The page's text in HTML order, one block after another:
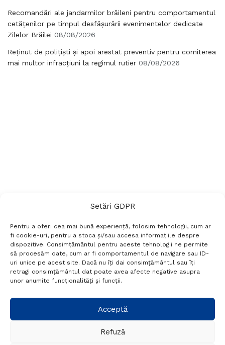
Setări GDPR
Pentru a oferi cea mai bună experiență, folosim tehnologii, cum ar
fi cookie-uri, pentru a stoca și/sau accesa informațiile despre
dispozitive. Consimțământul pentru aceste tehnologii ne permite
să procesăm date, cum ar fi comportamentul de navigare sau ID-
uri unice pe acest site. Dacă nu îți dai consimțământul sau îți
retragi consimțământul dat poate avea afecte negative asupra
unor anumite funcționalități și funcții.
Acceptă
Refuză
Recomandări ale jandarmilor brăileni pentru comportamentul
cetățenilor pe timpul desfășurării evenimentelor dedicate
Zilelor Brăilei 08/08/2026
Reținut de polițiști și apoi arestat preventiv pentru comiterea
mai multor infracțiuni la regimul rutier 08/08/2026
Termeni si conditii
Politică de confidențialitate
Politica cookies
Setări GDPR
+40 788 760 194